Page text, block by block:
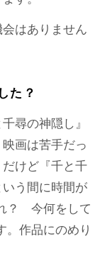
はありません
た？
尋の神隠し』
画は苦手だっ
けど『千と千
う間に時間が
？ 今何をして
。作品にのめり